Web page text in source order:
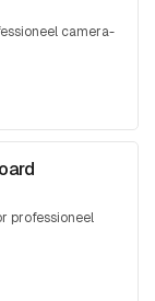
camera-
professioneel